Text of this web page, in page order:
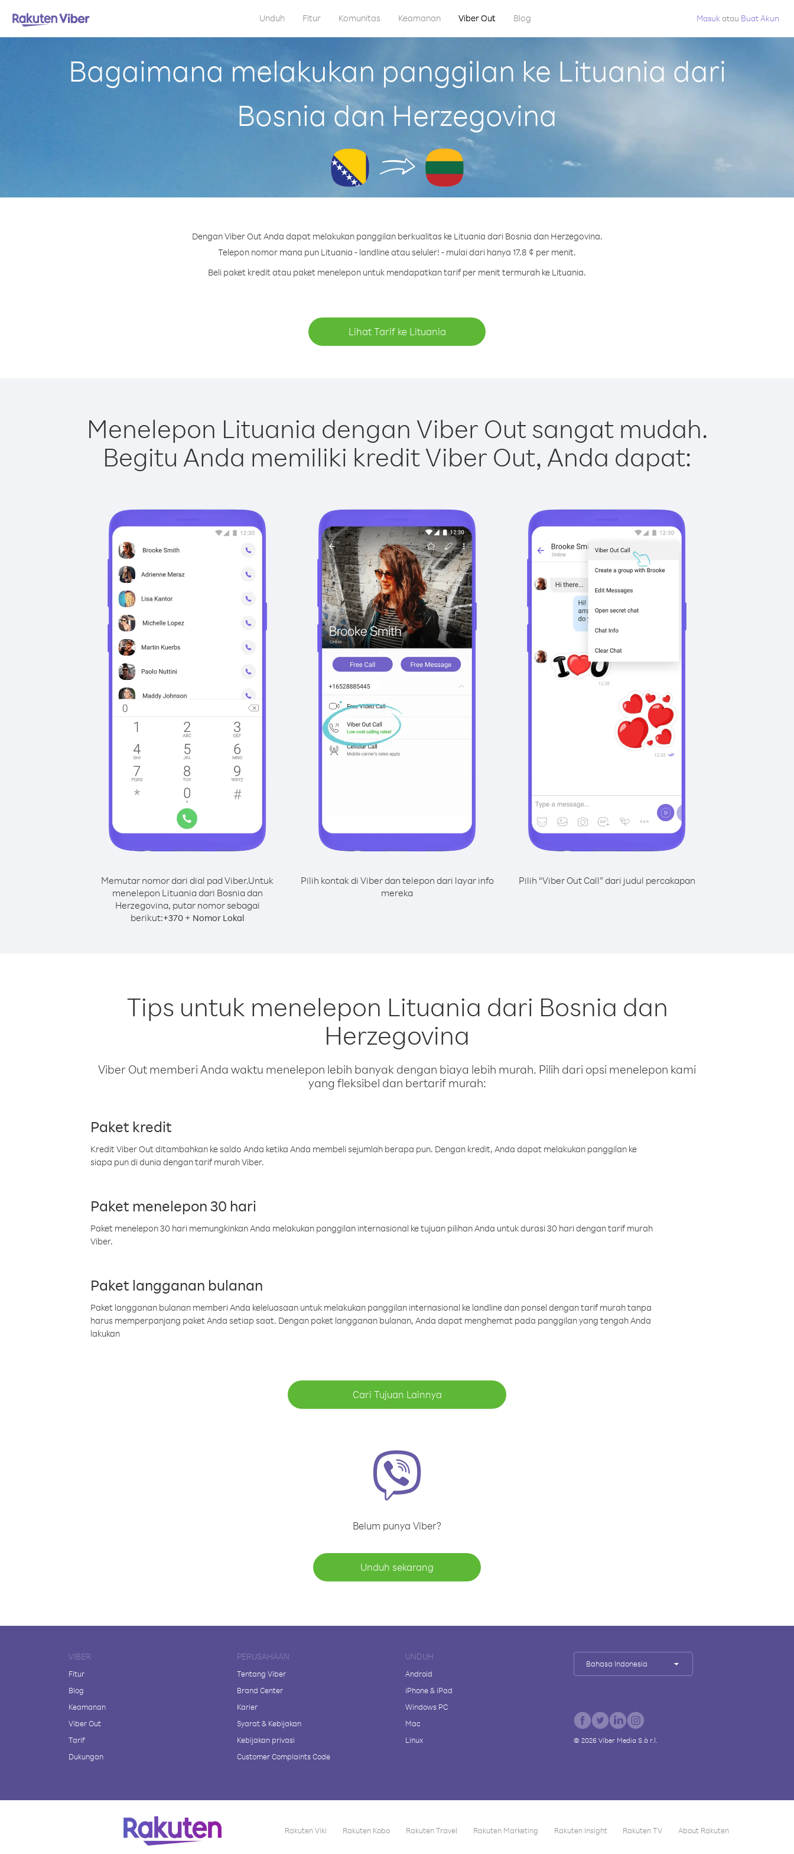
Unduh Fitur Komunitas Keamanan Viber Out Blog Masuk atau Buat Akun
Bagaimana melakukan panggilan ke Lituania dari
Bosnia dan Herzegovina
Dengan Viber Out Anda dapat melakukan panggilan berkualitas ke Lituania dari Bosnia dan Herzegovina.
Telepon nomor mana pun Lituania - landline atau seluler! - mulai dari hanya 17.8 ¢ per menit.
Beli paket kredit atau paket menelepon untuk mendapatkan tarif per menit termurah ke Lituania.
Lihat Tarif ke Lituania
Menelepon Lituania dengan Viber Out sangat mudah.
Begitu Anda memiliki kredit Viber Out, Anda dapat:
Memutar nomor dari dial pad Viber.Untuk
menelepon Lituania dari Bosnia dan
Herzegovina, putar nomor sebagai
berikut:+370+ Nomor Lokal
Pilih kontak di Viber dan telepon dari layar info
mereka
Pilih “Viber Out Call” dari judul percakapan
Tips untuk menelepon Lituania dari Bosnia dan
Herzegovina
Viber Out memberi Anda waktu menelepon lebih banyak dengan biaya lebih murah. Pilih dari opsi menelepon kami
yang fleksibel dan bertarif murah:
Paket kredit
Kredit Viber Out ditambahkan ke saldo Anda ketika Anda membeli sejumlah berapa pun. Dengan kredit, Anda dapat melakukan panggilan ke
siapa pun di dunia dengan tarif murah Viber.
Paket menelepon 30 hari
Paket menelepon 30 hari memungkinkan Anda melakukan panggilan internasional ke tujuan pilihan Anda untuk durasi 30 hari dengan tarif murah
Viber.
Paket langganan bulanan
Paket langganan bulanan memberi Anda keleluasaan untuk melakukan panggilan internasional ke landline dan ponsel dengan tarif murah tanpa
harus memperpanjang paket Anda setiap saat. Dengan paket langganan bulanan, Anda dapat menghemat pada panggilan yang tengah Anda
lakukan
Cari Tujuan Lainnya
Belum punya Viber?
Unduh sekarang
VIBER
Fitur
Blog
Keamanan
Viber Out
Tarif
Dukungan
PERUSAHAAN
Tentang Viber
Brand Center
Karier
Syarat & Kebijakan
Kebijakan privasi
Customer Complaints Code
UNDUH
Android
iPhone & iPad
Windows PC
Mac
Linux
Bahasa Indonesia
© 2026 Viber Media S.à r.l.
Rakuten Viki Rakuten Kobo Rakuten Travel Rakuten Marketing Rakuten Insight Rakuten TV About Rakuten